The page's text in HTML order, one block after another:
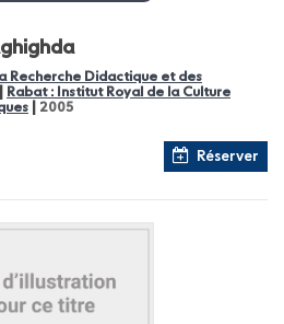
Recherche Didactique et des
Rabat : Institut Royal de la Culture
2005
Réserver